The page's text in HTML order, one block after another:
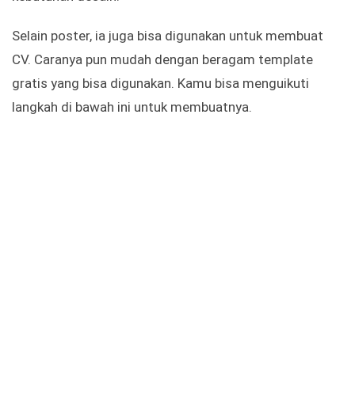
Selain poster, ia juga bisa digunakan untuk membuat
CV. Caranya pun mudah dengan beragam template
gratis yang bisa digunakan. Kamu bisa menguikuti
langkah di bawah ini untuk membuatnya.